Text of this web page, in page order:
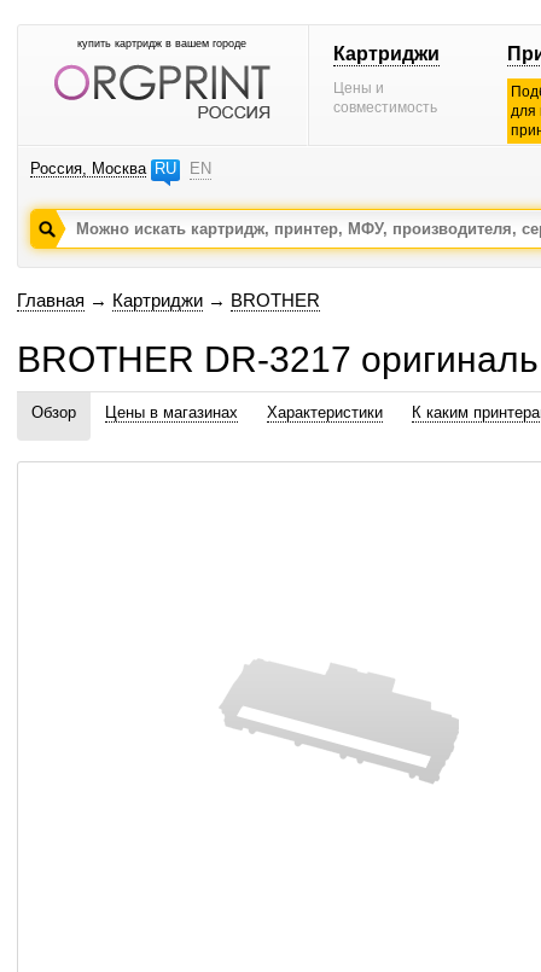
купить картридж в вашем городе Картриджи
Цены и
совместимость
для
Россия, Москва RU EN
Главная → Картриджи → BROTHER
BROTHER DR-3217
Обзор Цены в магазинах Характеристики К каким